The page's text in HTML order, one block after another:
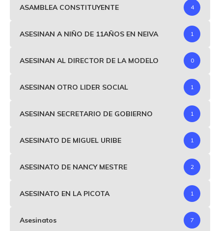
ASAMBLEA CONSTITUYENTE 4
ASESINAN A NIÑO DE 11AÑOS EN NEIVA 1
ASESINAN AL DIRECTOR DE LA MODELO 0
ASESINAN OTRO LIDER SOCIAL 1
ASESINAN SECRETARIO DE GOBIERNO 1
ASESINATO DE MIGUEL URIBE 1
ASESINATO DE NANCY MESTRE 2
ASESINATO EN LA PICOTA 1
Asesinatos 7